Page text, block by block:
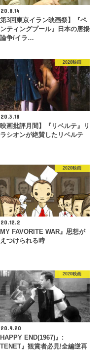
第3回東京イラン映画祭】『ペ
ティングプール』日本の唐揚
争/イラ…
2020映画
映画批評月間】『リベルテ』リ
シオンが絶賛したリベルテ
2020映画
MY FAVORITE WAR』思想が
つけられる時
2020映画
HAPPY END(1967)』:
TENET』観賞者必見!全編逆再